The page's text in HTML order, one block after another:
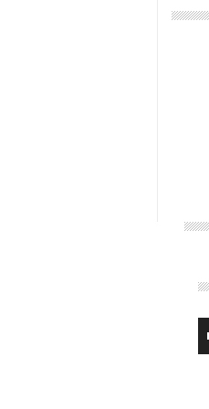
برای
افزایش
یا
صدا